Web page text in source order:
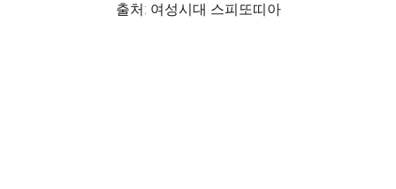
출처: 여성시대 스피또띠아